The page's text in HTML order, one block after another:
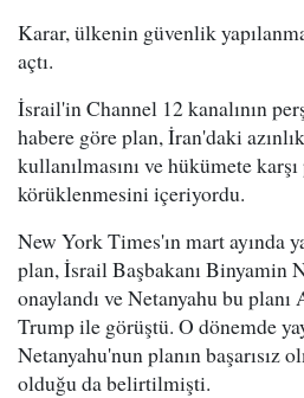
Karar, ülkenin güvenlik
açtı.
İsrail'in Channel 12 kanalının
habere göre plan, İran'daki
kullanılmasını ve hükümete
körüklenmesini içeriyordu.
New York Times'ın mart ayında
plan, İsrail Başbakanı Binyamin
onaylandı ve Netanyahu bu
Trump ile görüştü. O dönemde
Netanyahu'nun planın başarısız
olduğu da belirtilmişti.